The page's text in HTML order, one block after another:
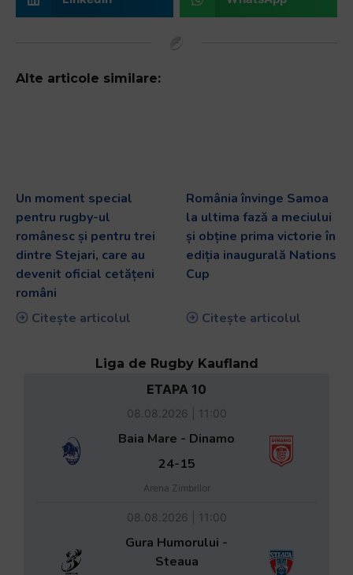
Alte articole similare:
Un moment special
pentru rugby-ul
românesc și pentru trei
dintre Stejari, care au
devenit oficial cetățeni
români
Citește articolul
România învinge Samoa
la ultima fază a meciului
și obține prima victorie în
ediția inaugurală Nations
Cup
Citește articolul
Liga de Rugby Kaufland
ETAPA 10
08.08.2026 | 11:00
Baia Mare - Dinamo
24-15
Arena Zimbrilor
08.08.2026 | 11:00
Gura Humorului -
Steaua